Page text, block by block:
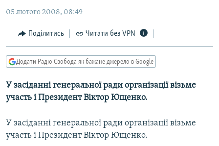
основної
Перейти
до
пошуку
СУСПІЛЬСТВО
УКРАЇНА
РОСІЙСЬКА «ФІЛЬТРАЦІЯ»
ДОНБАС.РЕАЛІЇ
ТИ ЯК?
СХЕМИ
КИТАЙ.ВИКЛИКИ
МУЛЬТИМЕДІА
ФОТО
05 лютого 2008, 08:49
Поділитись Читати без VPN
Додати Радіо Свобода як бажане джерело в Google
У засіданні генеральної ради організації візьме
участь і Президент Віктор Ющенко.
У засіданні генеральної ради організації візьме
участь і Президент Віктор Ющенко.